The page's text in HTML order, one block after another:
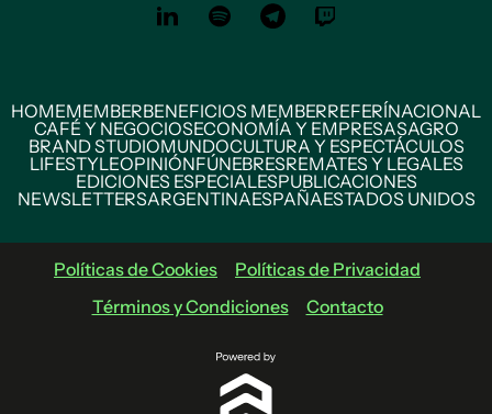
HOMEMEMBERBENEFICIOS MEMBERREFERÍNACIONAL
CAFÉ Y NEGOCIOSECONOMÍA Y EMPRESASAGRO
BRAND STUDIOMUNDOCULTURA Y ESPECTÁCULOS
LIFESTYLEOPINIÓNFÚNEBRESREMATES Y LEGALES
EDICIONES ESPECIALESPUBLICACIONES
NEWSLETTERSARGENTINAESPAÑAESTADOS UNIDOS
Políticas de Cookies
Políticas de Privacidad
Términos y Condiciones
Contacto